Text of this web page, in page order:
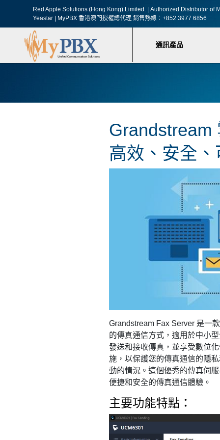
Red Apple Solutions (Hong Kong) Limited. |
Authorized Distributor of
Yeastar | MyPBX 香港澳門授權總代理 銷售熱線︰+852 3977 6856
通訊產品
Grandstream
高效、安全
Grandstream Fax Server 是一
的傳真通信方式，適用於中小
發送和接收傳真，並享受數位
施，以保護您的傳真通信的隱
動的情況。這個優秀的傳真伺
便捷和安全的傳真通信體驗。
主要功能特點：